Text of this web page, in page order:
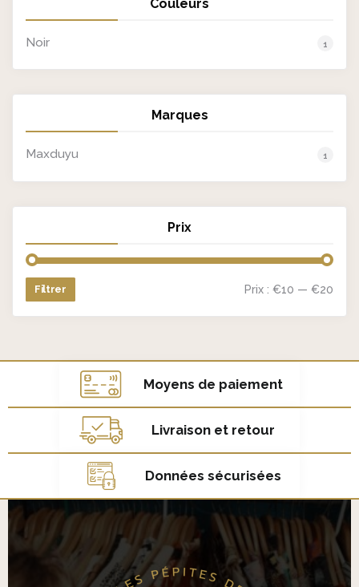
Couleurs
Noir 1
Marques
Maxduyu 1
Prix
Prix
Prix
Filtrer Prix : €10 — €20
Moyens de paiement
Livraison et retour
Données sécurisées